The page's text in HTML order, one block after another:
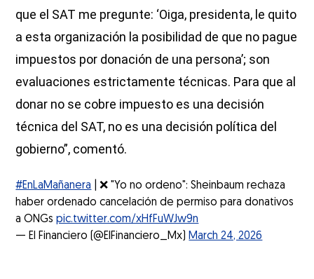
que el SAT me pregunte: ‘Oiga, presidenta, le quito
a esta organización la posibilidad de que no pague
impuestos por donación de una persona’; son
evaluaciones estrictamente técnicas. Para que al
donar no se cobre impuesto es una decisión
técnica del SAT, no es una decisión política del
gobierno”, comentó.
#EnLaMañanera | ❌ "Yo no ordeno": Sheinbaum rechaza
haber ordenado cancelación de permiso para donativos
a ONGspic.twitter.com/xHfFuWJw9n
— El Financiero (@ElFinanciero_Mx) March 24, 2026